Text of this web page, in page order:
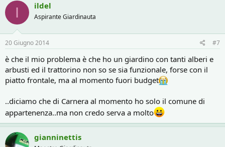
I ildel
Aspirante Giardinauta
20 Giugno 2014 #7
è che il mio problema è che ho un giardino con tanti alberi e
arbusti ed il trattorino non so se sia funzionale, forse con il
piatto frontale, ma al momento fuori budget
..diciamo che di Carnera al momento ho solo il comune di
appartenenza..ma non credo serva a molto
gianninettis